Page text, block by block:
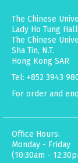
The Chinese
Lady Ho Tung Hall
The Chinese
Sha Tin, N.T.
Hong Kong SAR
Tel: +852 3943
For order and
Office Hours:
Monday - Friday
(10:30am -